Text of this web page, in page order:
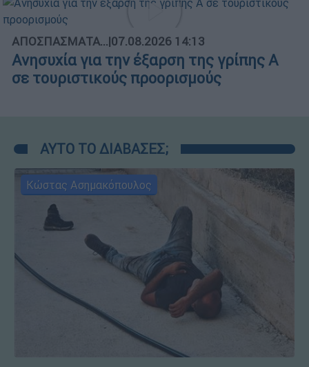
ΑΠΟΣΠΑΣΜΑΤΑ...|07.08.2026 14:13
Ανησυχία για την έξαρση της γρίπης Α
σε τουριστικούς προορισμούς
ΑΥΤΟ ΤΟ ΔΙΑΒΑΣΕΣ;
Κώστας Ασημακόπουλος